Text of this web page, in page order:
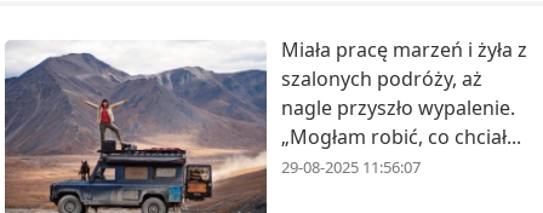
Miała pracę marzeń i żyła z
szalonych podróży, aż
nagle przyszło wypalenie.
„Mogłam robić, co chciał...
29-08-2025 11:56:07